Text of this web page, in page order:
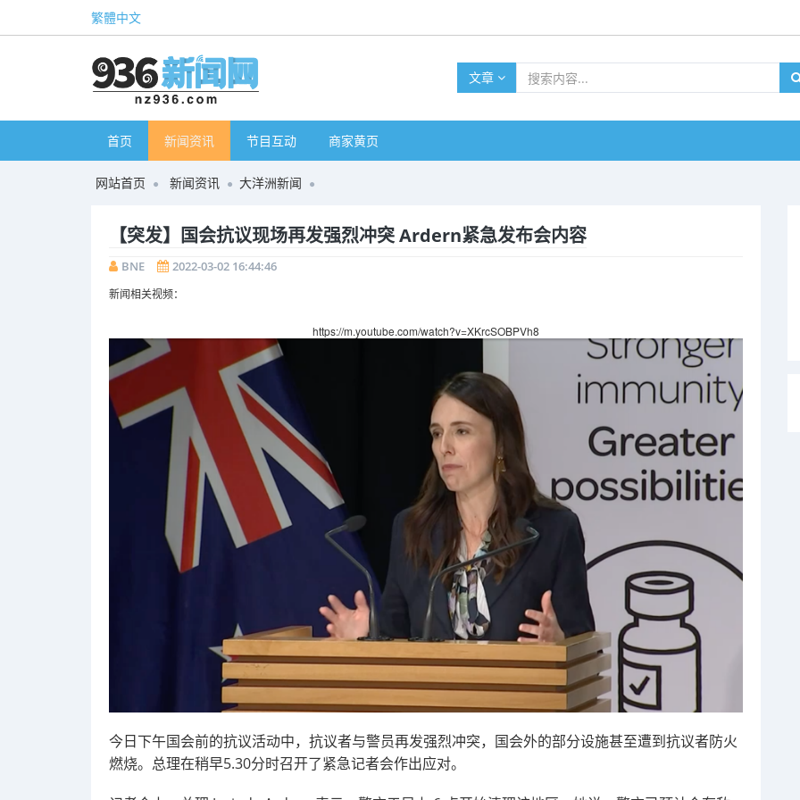
繁體中文
文章
首页 新闻资讯 节目互动 商家黄页
网站首页 新闻资讯 大洋洲新闻
【突发】国会抗议现场再发强烈冲突 Ardern紧急发布会内容
BNE 2022-03-02 16:44:46
新闻相关视频：
https://m.youtube.com/watch?v=XKrcSOBPVh8
今日下午国会前的抗议活动中，抗议者与警员再发强烈冲突，国会外的部分设施甚至遭到抗议者防火
燃烧。总理在稍早5.30分时召开了紧急记者会作出应对。